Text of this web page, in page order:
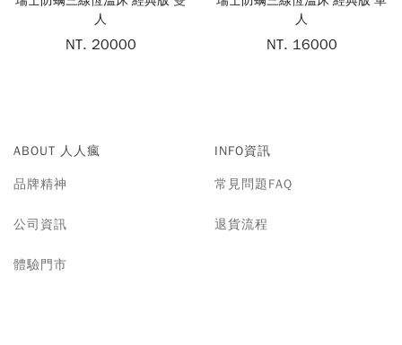
人
NT. 20000
人
NT. 16000
ABOUT 人人瘋
品牌精神
公司資訊
體驗門市
INFO資訊
常見問題FAQ
退貨流程